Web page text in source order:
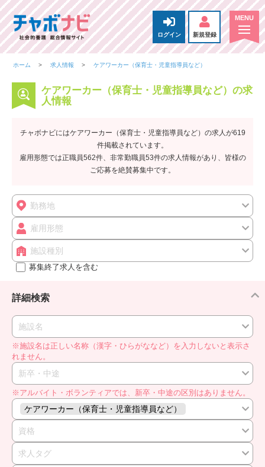
ログイン 新規登録
ホーム 求人情報 ケアワーカー（保育士・児童指導員など）
ケアワーカー（保育士・児童指導員など）の求
人情報
チャボナビにはケアワーカー（保育士・児童指導員など）の求人が619
件掲載されています。
雇用形態では正職員562件、非常勤職員53件の求人情報があり、皆様の
ご応募を絶賛募集中です。
勤務地
雇用形態
施設種別
募集終了求人を含む
詳細検索
施設名
※施設名は正しい名称（漢字・ひらがななど）を入力しないと表示さ
れません。
新卒・中途
※アルバイト・ボランティアでは、新卒・中途の区別はありません。
ケアワーカー（保育士・児童指導員など）
資格
求人タグ